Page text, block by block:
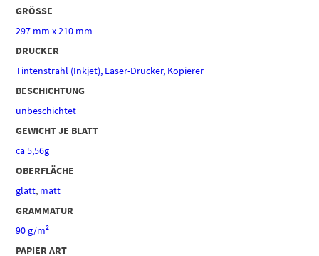
GRÖSSE
297 mm x 210 mm
DRUCKER
Tintenstrahl (Inkjet), Laser-Drucker, Kopierer
BESCHICHTUNG
unbeschichtet
GEWICHT JE BLATT
ca 5,56g
OBERFLÄCHE
glatt, matt
GRAMMATUR
90 g/m²
PAPIER ART